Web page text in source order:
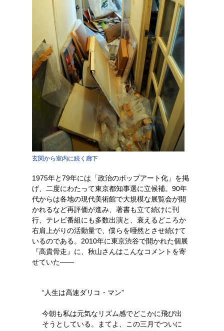
玄関から室内に続く廊下
1975年と79年には「政治のポップアート化」を掲
げ、二度にわたって東京都知事選に立候補。90年
代からは各地の現代美術館で大規模な展覧会が開
かれるなど再評価が進み、著書も立て続けに刊
行、テレビ番組にも多数出演と、衰えるどころか
右肩上がりの活動量で、僕らを唖然とさせ続けて
いるのである。2010年に東京渋谷で開かれた個展
『高貴骨走』に、秋山さんはこんなコメントを寄
せていた――
“人生は高速ダリコ・マン”
今朝も私は元気なリズム感でどこかに飛び出
そうとしている。まてよ、この三月でついに